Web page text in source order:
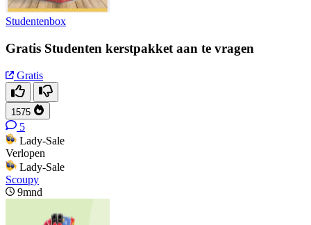
Studentenbox
Gratis Studenten kerstpakket aan te vragen
Gratis
1575
5
Lady-Sale
Verlopen
Lady-Sale
Scoupy
9mnd